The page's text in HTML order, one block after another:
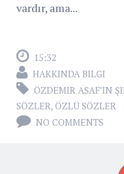
vardır, ama...
15:32
HAKKINDA BILGI
ÖZDEMIR ASAF’IN
SÖZLER, ÖZLÜ SÖZLER
NO COMMENTS